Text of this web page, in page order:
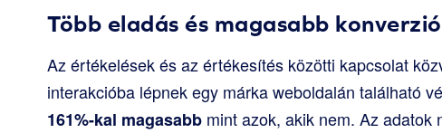
Több eladás és magasabb
Az értékelések és az értékesítés közötti kapcsolat
interakcióba lépnek egy márka weboldalán található
161%-kal magasabb mint azok, akik nem. Az adatok